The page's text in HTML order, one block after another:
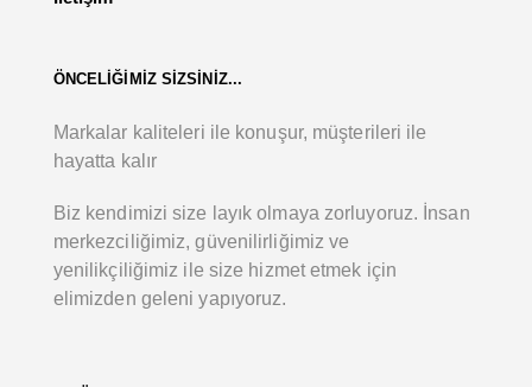
ÖNCELİĞİMİZ SİZSİNİZ...
Markalar kaliteleri ile konuşur, müşterileri ile
hayatta kalır
Biz kendimizi size layık olmaya zorluyoruz. İnsan
merkezciliğimiz, güvenilirliğimiz ve
yenilikçiliğimiz ile size hizmet etmek için
elimizden geleni yapıyoruz.